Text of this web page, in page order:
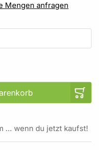
Mengen anfragen
… wenn du jetzt kaufst!